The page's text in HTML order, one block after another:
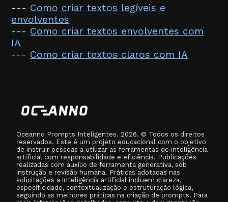
--- Como criar textos legíveis e
envolventes
--- Como criar textos envolventes com
IA
--- Como criar textos claros com IA
Oceanno Prompts Inteligentes. 2026. © Todos os direitos
reservados. Este é um projeto educacional com o objetivo
de instruir pessoas a utilizar as ferramentas de inteligência
artificial com responsabilidade e eficiência. Publicações
realizadas com auxílio de ferramenta generativa, sob
instrução e revisão humana. Práticas adotadas nas
solicitações a inteligência artificial incluem clareza,
especificidade, contextualização e estruturação lógica,
seguindo as melhores práticas na criação de prompts. Para